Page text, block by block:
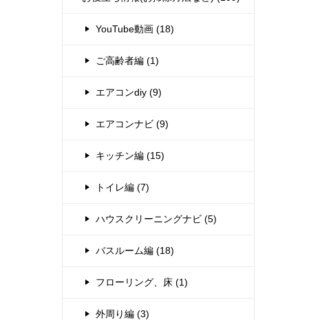
YouTube動画 (18)
ご高齢者編 (1)
エアコンdiy (9)
エアコンナビ (9)
キッチン編 (15)
トイレ編 (7)
ハウスクリーニングナビ (5)
バスルーム編 (18)
フローリング、床 (1)
外周り編 (3)